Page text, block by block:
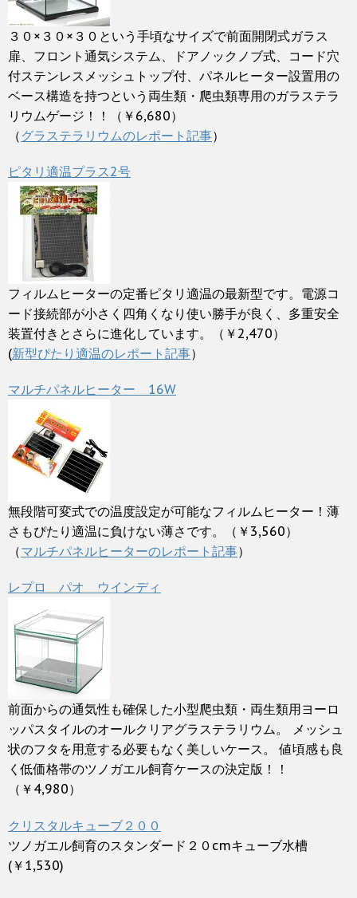
３０×３０×３０という手頃なサイズで前面開閉式ガラス
扉、フロント通気システム、ドアノックノブ式、コード穴
付ステンレスメッシュトップ付、パネルヒーター設置用の
ベース構造を持つという両生類・爬虫類専用のガラステラ
リウムゲージ！！（￥6,680）
（ グラステラリウムのレポート記事）
ピタリ適温プラス2号
フィルムヒーターの定番ピタリ適温の最新型です。電源コ
ード接続部が小さく四角くなり使い勝手が良く、多重安全
装置付きとさらに進化しています。（￥2,470）
(新型ぴたり適温のレポート記事）
マルチパネルヒーター 16W
無段階可変式での温度設定が可能なフィルムヒーター！薄
さもぴたり適温に負けない薄さです。（￥3,560）
（マルチパネルヒーターのレポート記事）
レプロ パオ ウインディ
前面からの通気性も確保した小型爬虫類・両生類用ヨーロ
ッパスタイルのオールクリアグラステラリウム。 メッシュ
状のフタを用意する必要もなく美しいケース。 値頃感も良
く低価格帯のツノガエル飼育ケースの決定版！！
（￥4,980）
クリスタルキューブ２００
ツノガエル飼育のスタンダード２０cmキューブ水槽
(￥1,530)